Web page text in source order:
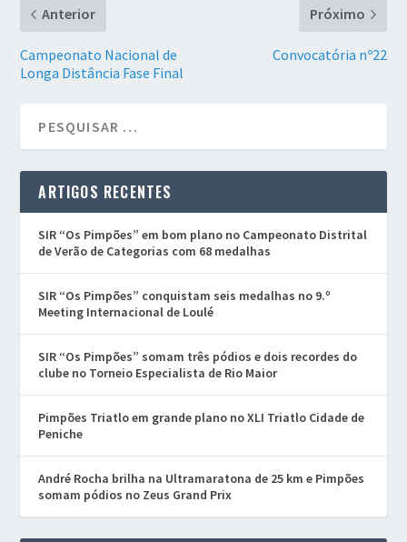
Anterior
Campeonato Nacional de
Longa Distância Fase Final
Próximo
Convocatória nº22
ARTIGOS RECENTES
SIR “Os Pimpões” em bom plano no Campeonato Distrital
de Verão de Categorias com 68 medalhas
SIR “Os Pimpões” conquistam seis medalhas no 9.º
Meeting Internacional de Loulé
SIR “Os Pimpões” somam três pódios e dois recordes do
clube no Torneio Especialista de Rio Maior
Pimpões Triatlo em grande plano no XLI Triatlo Cidade de
Peniche
André Rocha brilha na Ultramaratona de 25 km e Pimpões
somam pódios no Zeus Grand Prix